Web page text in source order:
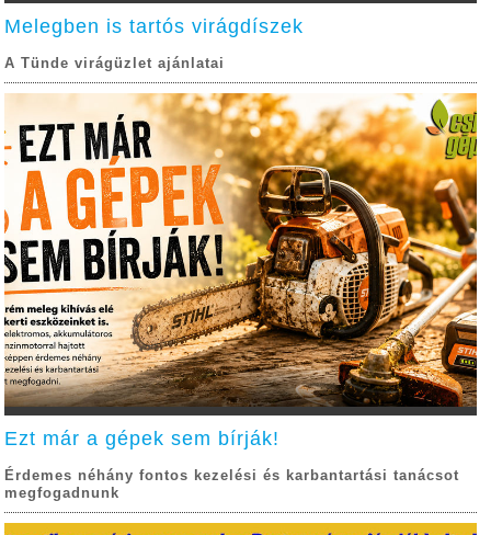
Melegben is tartós virágdíszek
A Tünde virágüzlet ajánlatai
Ezt már a gépek sem bírják!
Érdemes néhány fontos kezelési és karbantartási tanácsot
megfogadnunk